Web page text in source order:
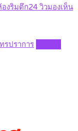
งริมตึก24 วิวมองเห็น
รปราการ